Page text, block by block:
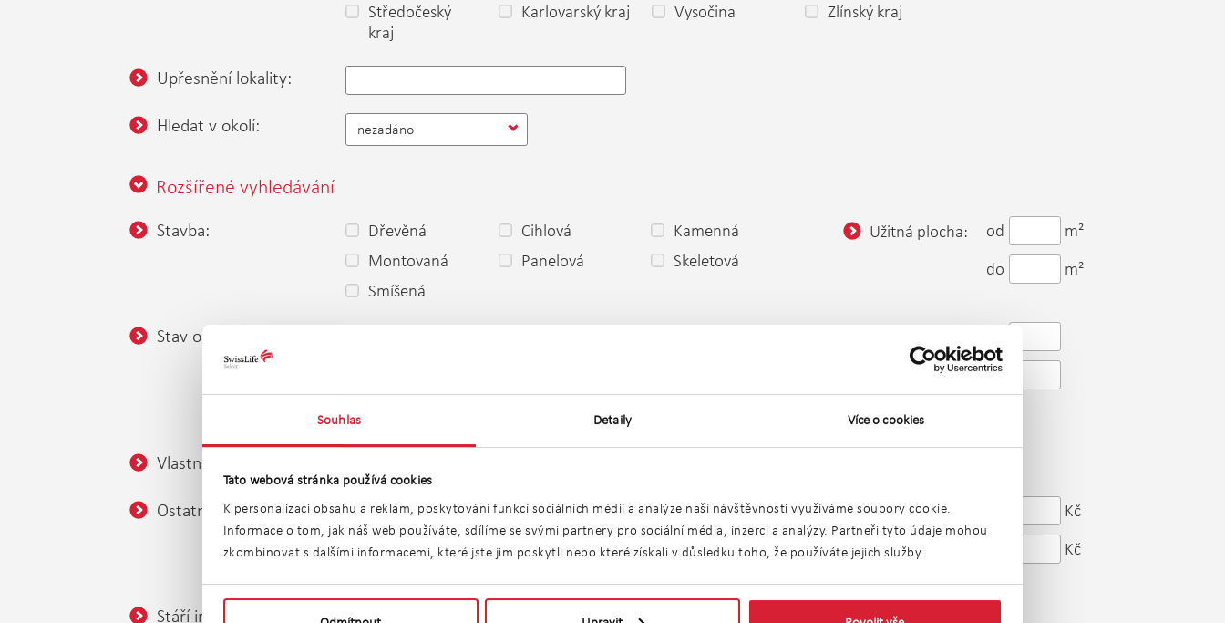
Souhlas Detaily Více o cookies
Tato webová stránka používá cookies
K personalizaci obsahu a reklam, poskytování funkcí sociálních médií a analýze naší návštěvnosti využíváme soubory cookie.
Informace o tom, jak náš web používáte, sdílíme se svými partnery pro sociální média, inzerci a analýzy. Partneři tyto údaje mohou
zkombinovat s dalšími informacemi, které jste jim poskytli nebo které získali v důsledku toho, že používáte jejich služby.
Středočeský
kraj
Karlovarský kraj Vysočina Zlínský kraj
Upřesnění lokality:
Hledat v okolí: nezadáno
Rozšířené vyhledávání
Stavba: Dřevěná Cihlová
Kamenná
Montovaná
Panelová
Skeletová
Smíšená
Užitná plocha: od
m²
do
m²
Stav objektu:
K demolici
Před
rekonstrukcí
Po rekonstrukci
do
Vlastnictví:
Ostatní: Balkón Lodžie
Terasa
Sklep
Parkování
Garáž
Cena: od
Kč
Kč
Stáří inzerátu: